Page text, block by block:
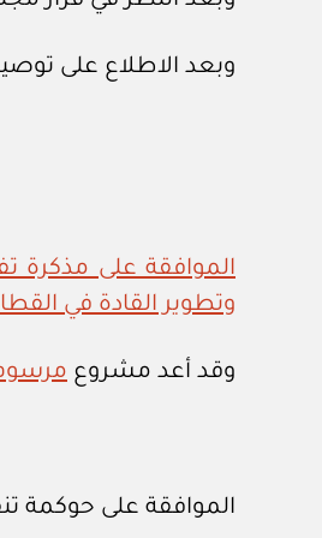
وبعد الاطلاع على توصية اللجنة
الموافقة على مذكرة
وتطوير القادة في
وقد أعد مشروع
الموافقة على حوكمة